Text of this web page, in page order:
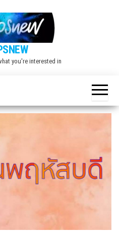
you're interested in